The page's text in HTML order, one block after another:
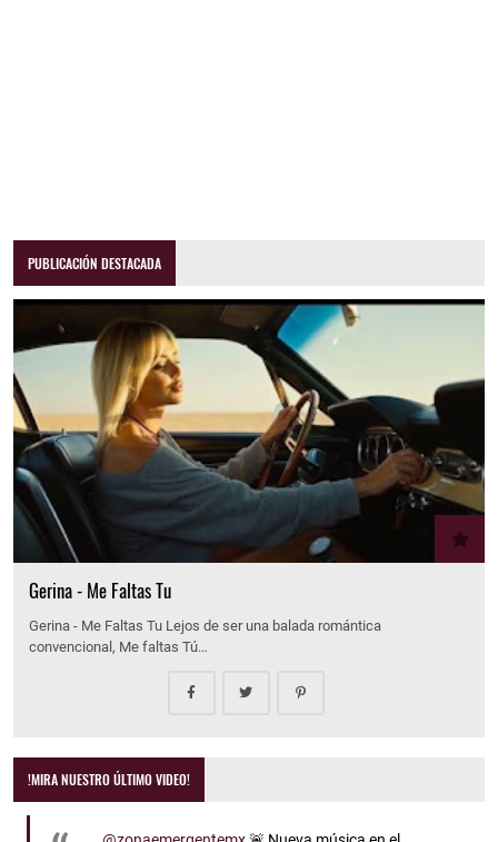
PUBLICACIÓN DESTACADA
Gerina - Me Faltas Tu
Gerina - Me Faltas Tu Lejos de ser una balada romántica
convencional, Me faltas Tú…
!MIRA NUESTRO ÚLTIMO VIDEO!